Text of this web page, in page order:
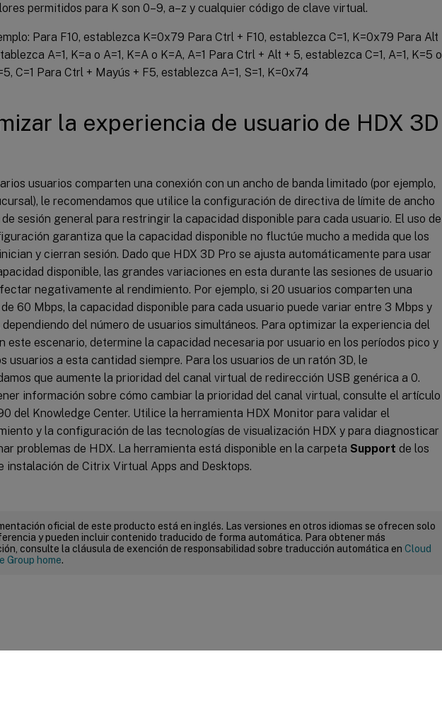
permitidos para K son 0–9, a–z y cualquier código de clave virtual.
Para F10, establezca K=0x79 Para Ctrl + F10, establezca C=1, K=0x79 Para Alt
A=1, K=a o A=1, K=A o K=A, A=1 Para Ctrl + Alt + 5, establezca C=1, A=1, K=5 o
C=1 Para Ctrl + Mayús + F5, establezca A=1, S=1, K=0x74
la experiencia de usuario de HDX 3D
usuarios comparten una conexión con un ancho de banda limitado (por ejemplo,
le recomendamos que utilice la configuración de directiva de límite de ancho
sesión general para restringir la capacidad disponible para cada usuario. El uso de
garantiza que la capacidad disponible no fluctúe mucho a medida que los
y cierran sesión. Dado que HDX 3D Pro se ajusta automáticamente para usar
disponible, las grandes variaciones en esta durante las sesiones de usuario
negativamente al rendimiento. Por ejemplo, si 20 usuarios comparten una
60 Mbps, la capacidad disponible para cada usuario puede variar entre 3 Mbps y
del número de usuarios simultáneos. Para optimizar la experiencia del
este escenario, determine la capacidad necesaria por usuario en los períodos pico y
usuarios a esta cantidad siempre. Para los usuarios de un ratón 3D, le
que aumente la prioridad del canal virtual de redirección USB genérica a 0.
información sobre cómo cambiar la prioridad del canal virtual, consulte el artículo
del Knowledge Center. Utilice la herramienta HDX Monitor para validar el
y la configuración de las tecnologías de visualización HDX y para diagnosticar
problemas de HDX. La herramienta está disponible en la carpeta Support de los
instalación de Citrix Virtual Apps and Desktops.
oficial de este producto está en inglés. Las versiones en otros idiomas se ofrecen solo
y pueden incluir contenido traducido de forma automática. Para obtener más
consulte la cláusula de exención de responsabilidad sobre traducción automática en Cloud
Group home.